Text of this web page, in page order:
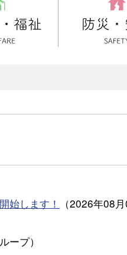
始します！ （2026年08月
ープ）